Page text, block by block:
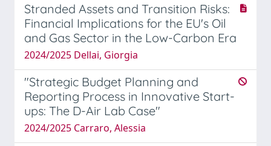
Stranded Assets and Transition Risks:
Financial Implications for the EU's Oil
and Gas Sector in the Low-Carbon Era
2024/2025 Dellai, Giorgia
"Strategic Budget Planning and
Reporting Process in Innovative Start-
ups: The D-Air Lab Case"
2024/2025 Carraro, Alessia